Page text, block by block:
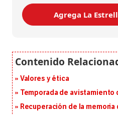
Agrega La
Valores y ética
Temporada de avistamiento
Recuperación de la